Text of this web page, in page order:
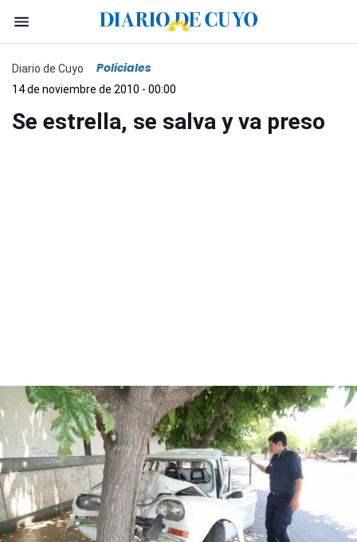
Diario de Cuyo Policiales
14 de noviembre de 2010 - 00:00
Se estrella, se salva y va preso